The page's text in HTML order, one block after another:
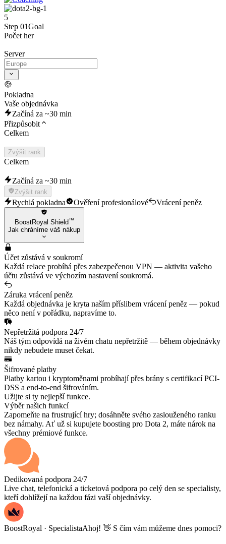
5
Step 01Goal
Počet her
Server
Pokladna
Vaše objednávka
Začíná za ~30 min
Přizpůsobit
Celkem
Zvýšit rank
Celkem
Začíná za ~30 min
Zvýšit rank
Rychlá pokladna Ověření profesionálové Vrácení peněz
BoostRoyal Shield™
Jak chráníme váš nákup
Účet zůstává v soukromí
Každá relace probíhá přes zabezpečenou VPN — aktivita vašeho
účtu zůstává ve výchozím nastavení soukromá.
Záruka vrácení peněz
Každá objednávka je kryta naším příslibem vrácení peněz — pokud
něco není v pořádku, napravíme to.
Nepřetržitá podpora 24/7
Náš tým odpovídá na živém chatu nepřetržitě — během objednávky
nikdy nebudete muset čekat.
Šifrované platby
Platby kartou i kryptoměnami probíhají přes brány s certifikací PCI-
DSS a end-to-end šifrováním.
Užijte si ty nejlepší funkce.
Výběr našich funkcí
Zapomeňte na frustrující hry; dosáhněte svého zaslouženého ranku
bez námahy. Ať už si kupujete boosting pro Dota 2, máte nárok na
všechny prémiové funkce.
Dedikovaná podpora 24/7
Live chat, telefonická a ticketová podpora po celý den se specialisty,
kteří dohlížejí na každou fázi vaší objednávky.
BoostRoyal · SpecialistaAhoj! 👋 S čím vám můžeme dnes pomoci?